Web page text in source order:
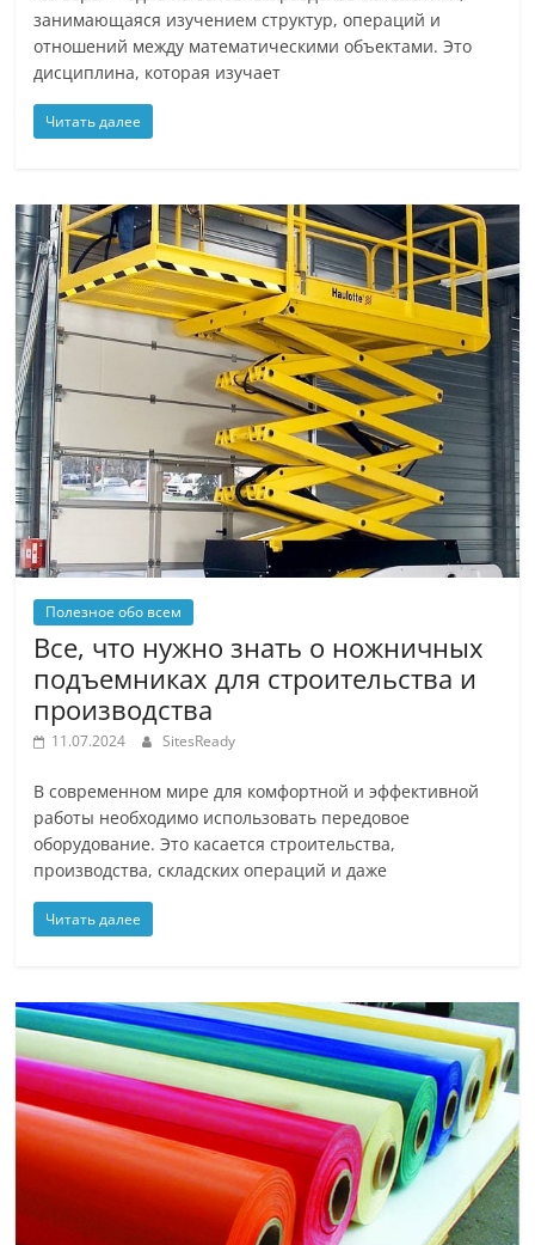
занимающаяся изучением структур, операций и
отношений между математическими объектами. Это
дисциплина, которая изучает
Читать далее
Полезное обо всем
Все, что нужно знать о ножничных
подъемниках для строительства и
производства
11.07.2024 SitesReady
В современном мире для комфортной и эффективной
работы необходимо использовать передовое
оборудование. Это касается строительства,
производства, складских операций и даже
Читать далее